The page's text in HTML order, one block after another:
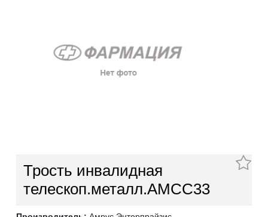
Трость инвалидная
телескоп.металл.АМСС33